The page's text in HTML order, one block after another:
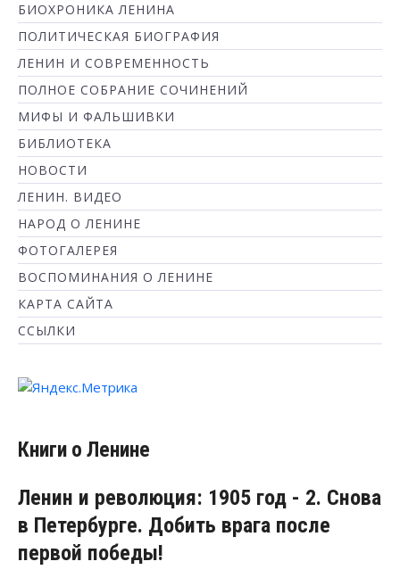
БИОХРОНИКА ЛЕНИНА
ПОЛИТИЧЕСКАЯ БИОГРАФИЯ
ЛЕНИН И СОВРЕМЕННОСТЬ
ПОЛНОЕ СОБРАНИЕ СОЧИНЕНИЙ
МИФЫ И ФАЛЬШИВКИ
БИБЛИОТЕКА
НОВОСТИ
ЛЕНИН. ВИДЕО
НАРОД О ЛЕНИНЕ
ФОТОГАЛЕРЕЯ
ВОСПОМИНАНИЯ О ЛЕНИНЕ
КАРТА САЙТА
ССЫЛКИ
Книги о Ленине
Ленин и революция: 1905 год - 2. Снова
в Петербурге. Добить врага после
первой победы!